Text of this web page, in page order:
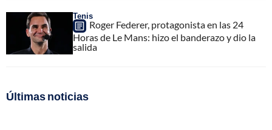
Tenis
Roger Federer, protagonista en las 24
Horas de Le Mans: hizo el banderazo y dio la
salida
Últimas noticias